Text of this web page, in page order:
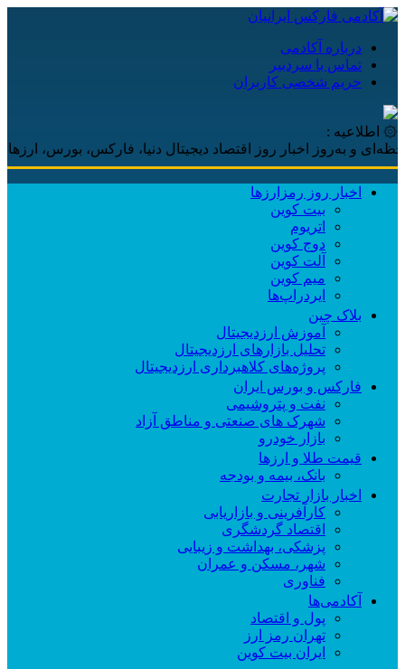
درباره آکادمی
تماس با سردبیر
حریم شخصی کاربران
۞ اطلاعیه :
به‌روز اخبار روز اقتصاد دیجیتال دنیا، فارکس، بورس، ارزهای
اخبار روز رمزارزها
بیت کوین
اتریوم
دوج کوین
آلت کوین
میم کوین‌
ایردراپ‌ها
بلاک چین
آموزش ارزدیجیتال
تحلیل بازارهای ارزدیجیتال
پروژه‌های کلاهبرداری ارزدیجیتال
فارکس و بورس ایران
نفت و پتروشیمی
شهرک های صنعتی و مناطق آزاد
بازار خودرو
قیمت طلا و ارزها
بانک، بیمه و بودجه
اخبار بازار تجارت
کارآفرینی و بازاریابی
اقتصاد گردشگری
پزشکی، بهداشت و زیبایی
شهر، مسکن و عمران
فناوری
آکادمی‌ها
پول و اقتصاد
تهران رمز ارز
ایران بیت کوین